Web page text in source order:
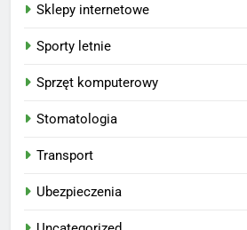
Sklepy internetowe
Sporty letnie
Sprzęt komputerowy
Stomatologia
Transport
Ubezpieczenia